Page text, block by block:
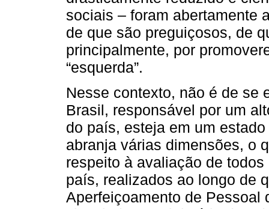
sociais – foram abertamente
de que são preguiçosos, de
principalmente, por
“esquerda”.
Nesse contexto, não é de se
Brasil, responsável por um
do país, esteja em um
abranja várias dimensões, o
respeito à avaliação de
país, realizados ao longo de
Aperfeiçoamento de Pessoal